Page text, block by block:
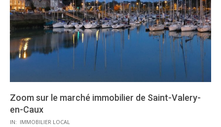
Zoom sur le marché immobilier de Saint-Valery-
en-Caux
2020-
IN: IMMOBILIER LOCAL